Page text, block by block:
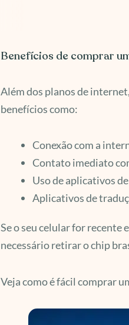
Benefícios de comprar
Além dos planos de
benefícios como:
Conexão com a
Contato imediato
Uso de aplicativos
Aplicativos de
Se o seu celular for recente
necessário retirar o chip
Veja como é fácil comprar